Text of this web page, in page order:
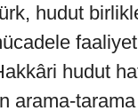
hudut
hudut
arama-tarama